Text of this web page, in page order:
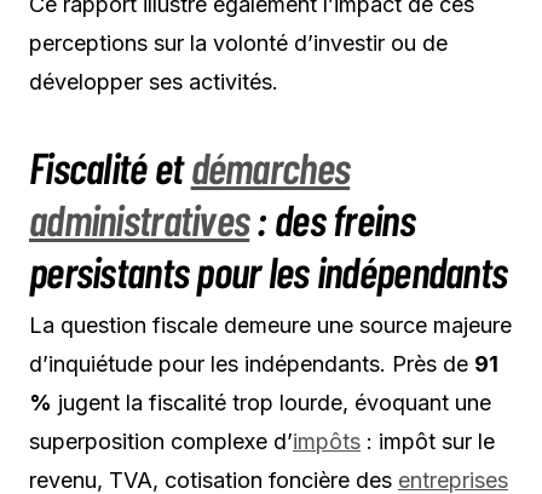
perceptions sur la volonté d’investir ou de
développer ses activités.
Fiscalité etdémarches
administratives: des freins
persistants pour les indépendants
La question fiscale demeure une source majeure
d’inquiétude pour les indépendants. Près de 91
% jugent la fiscalité trop lourde, évoquant une
superposition complexe d’impôts : impôt sur le
revenu, TVA, cotisation foncière des entreprises